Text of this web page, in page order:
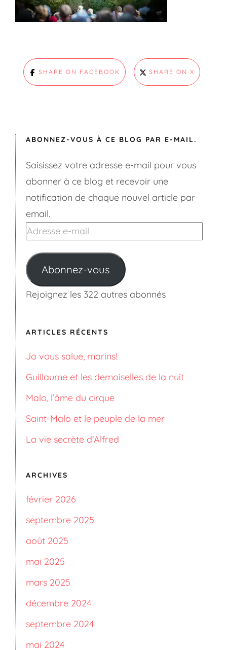
SHARE ON FACEBOOK SHARE ON X
ABONNEZ-VOUS À CE BLOG PAR E-MAIL.
Saisissez votre adresse e-mail pour vous
abonner à ce blog et recevoir une
notification de chaque nouvel article par
email.
Adresse
mail
Abonnez-vous
Rejoignez les 322 autres abonnés
ARTICLES RÉCENTS
Jo vous salue, marins!
Guillaume et les demoiselles de la nuit
Malo, l’âme du cirque
Saint-Malo et le peuple de la mer
La vie secrète d’Alfred
ARCHIVES
février 2026
septembre 2025
août 2025
mai 2025
mars 2025
décembre 2024
septembre 2024
mai 2024